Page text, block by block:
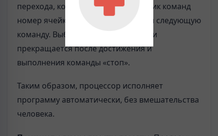
перехода, которые заносят в счетчик команд
номер ячейки памяти, содержащей следующую
команду. Выборка команд из памяти
прекращается после достижения и
выполнения команды «стоп».
Таким образом, процессор исполняет
программу автоматически, без вмешательства
человека.